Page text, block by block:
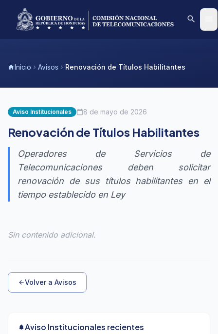
search
homeInicio chevron_right Avisos chevron_right Renovación de Títulos Habilitantes
Aviso Institucionales calendar_today 8 de mayo de 2026
Renovación de Títulos Habilitantes
Operadores de Servicios de
Telecomunicaciones deben solicitar
renovación de sus títulos habilitantes en el
tiempo establecido en Ley
Sin contenido adicional.
arrow_backVolver a Avisos
notificationsAviso Institucionales recientes